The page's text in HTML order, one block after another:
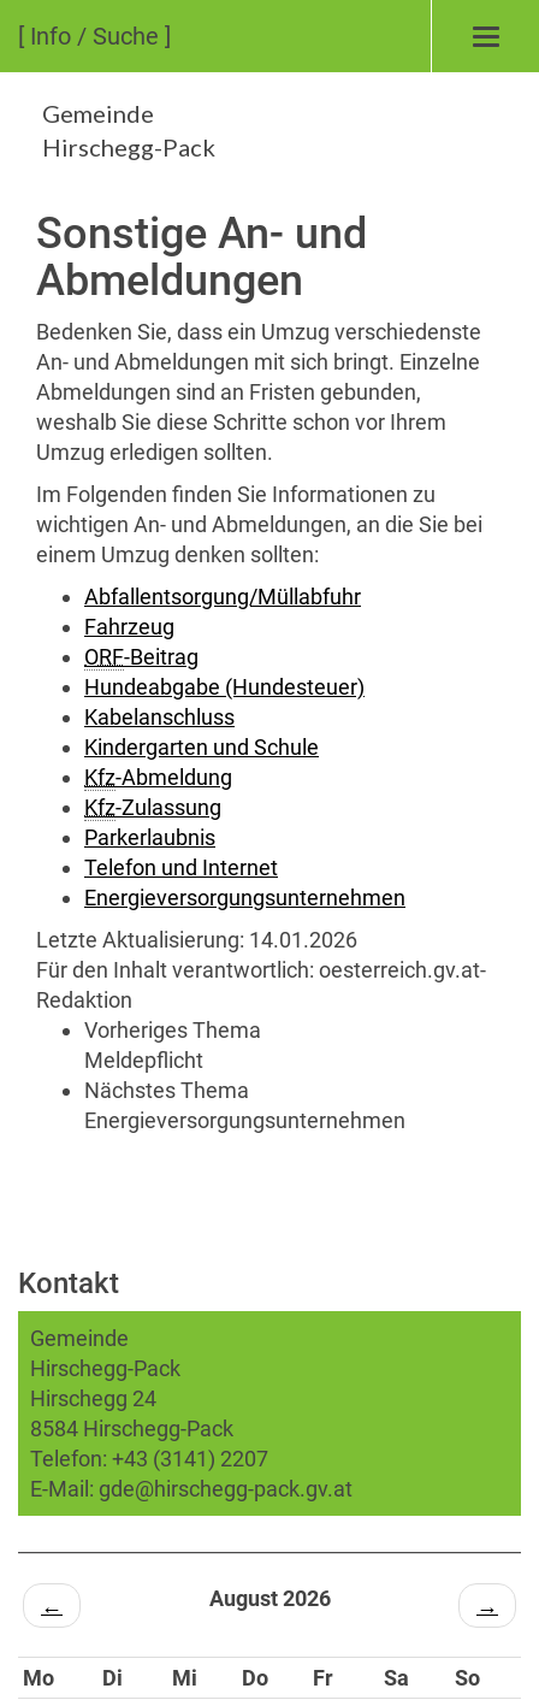
[ Info / Suche ]
Gemeinde
Hirschegg-Pack
Sonstige An- und
Abmeldungen
Bedenken Sie, dass ein Umzug verschiedenste
An- und Abmeldungen mit sich bringt. Einzelne
Abmeldungen sind an Fristen gebunden,
weshalb Sie diese Schritte schon vor Ihrem
Umzug erledigen sollten.
Im Folgenden finden Sie Informationen zu
wichtigen An- und Abmeldungen, an die Sie bei
einem Umzug denken sollten:
Abfallentsorgung/Müllabfuhr
Fahrzeug
ORF-Beitrag
Hundeabgabe (Hundesteuer)
Kabelanschluss
Kindergarten und Schule
Kfz-Abmeldung
Kfz-Zulassung
Parkerlaubnis
Telefon und Internet
Energieversorgungsunternehmen
Letzte Aktualisierung: 14.01.2026
Für den Inhalt verantwortlich: oesterreich.gv.at-
Redaktion
Vorheriges Thema
Meldepflicht
Nächstes Thema
Energieversorgungsunternehmen
Kontakt
Gemeinde
Hirschegg-Pack
Hirschegg 24
8584 Hirschegg-Pack
Telefon: +43 (3141) 2207
E-Mail: gde@hirschegg-pack.gv.at
← August 2026 →
Mo Di Mi Do Fr Sa So